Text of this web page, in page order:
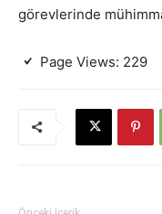
görevlerinde
Page Views: 229